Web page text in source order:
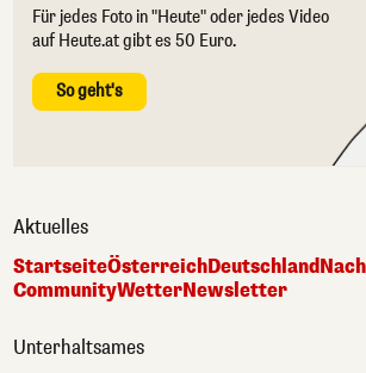
Für jedes Foto in "Heute" oder jedes Video
auf Heute.at gibt es 50 Euro.
So geht's
Aktuelles
StartseiteÖsterreichDeutschland
CommunityWetterNewsletter
Unterhaltsames